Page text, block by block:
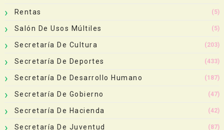
Rentas (5)
Salón De Usos Múltiles (5)
Secretaría De Cultura (203)
Secretaría De Deportes (433)
Secretaría De Desarrollo Humano (187)
Secretaría De Gobierno (47)
Secretaría De Hacienda (42)
Secretaría De Juventud (87)